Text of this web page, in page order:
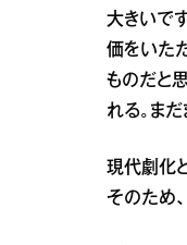
大きいで
価をいた
ものだと
れる。ま
現代劇化
そのため